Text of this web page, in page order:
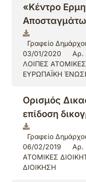
«Κέντρο
Γραφείο
03/01/2020
Αρ.
ΛΟΙΠΕΣ ΑΤΟΜΙΚΕΣ
ΕΥΡΩΠΑΪΚΗ
Ορισμός
επίδοση
Γραφείο
06/02/2019
Αρ.
ΑΤΟΜΙΚΕΣ
ΔΙΟΙΚΗΣΗ